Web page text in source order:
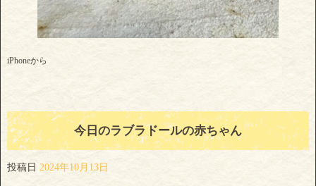
iPhoneから
今日のラブラドールの赤ちゃん
投稿日 2024年10月13日